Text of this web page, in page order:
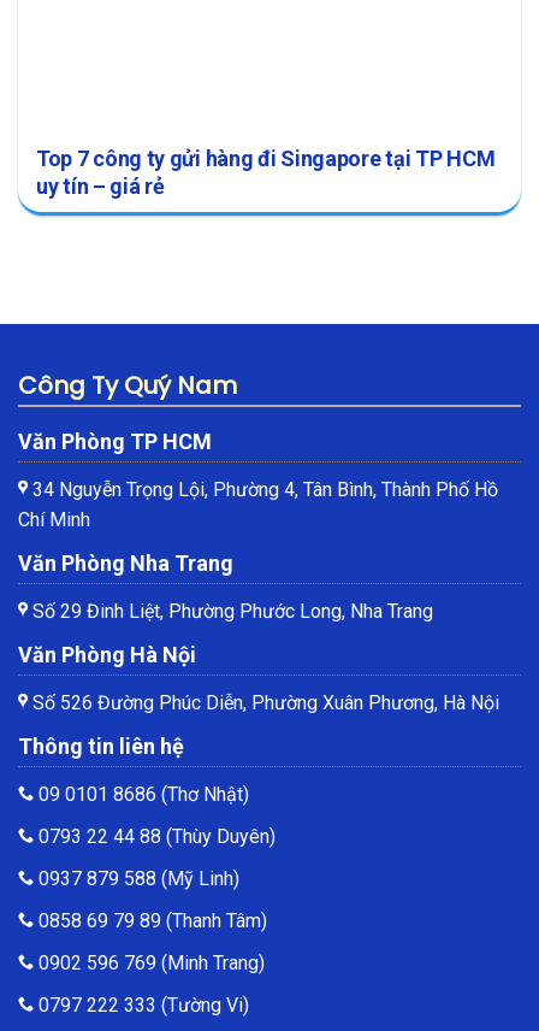
Top 7 công ty gửi hàng đi Singapore tại TP HCM
uy tín – giá rẻ
Công Ty Quý Nam
Văn Phòng TP HCM
34 Nguyễn Trọng Lội, Phường 4, Tân Bình, Thành Phố Hồ
Chí Minh
Văn Phòng Nha Trang
Số 29 Đinh Liệt, Phường Phước Long, Nha Trang
Văn Phòng Hà Nội
Số 526 Đường Phúc Diễn, Phường Xuân Phương, Hà Nội
Thông tin liên hệ
09 0101 8686 (Thơ Nhật)
0793 22 44 88 (Thùy Duyên)
0937 879 588 (Mỹ Linh)
0858 69 79 89 (Thanh Tâm)
0902 596 769 (Minh Trang)
0797 222 333 (Tường Vi)